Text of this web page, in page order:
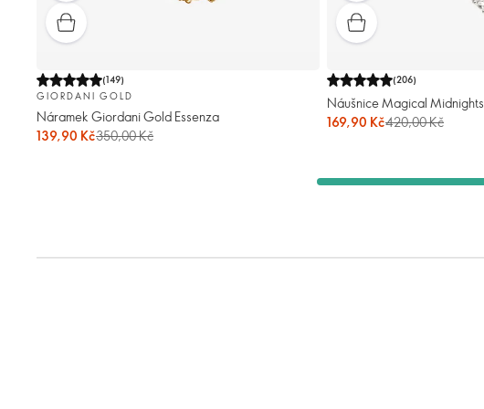
(149)
GIORDANI GOLD
Náramek Giordani Gold Essenza
139,90 Kč350,00 Kč
(206)
Náušnice Magical Midnights
169,90 Kč420,00 Kč